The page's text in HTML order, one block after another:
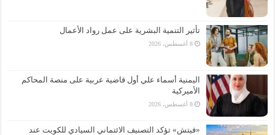
تأثير التنمية البشرية على عمل رواد الأعمال
8 أغسطس، 2026
اليمنية أسماء علي أول قاضية عربية على منصة المحاكم
الأميركية
8 أغسطس، 2026
«فيتش» تؤكد التصنيف الائتماني السيادي للكويت عند